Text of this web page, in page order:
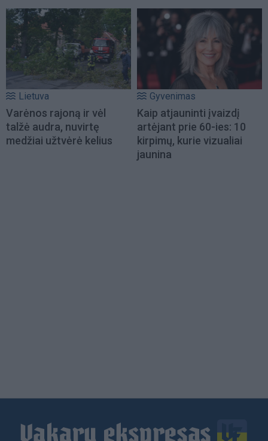
Lietuva
Varėnos rajoną ir vėl
talžė audra, nuvirtę
medžiai užtvėrė kelius
Gyvenimas
Kaip atjauninti įvaizdį
artėjant prie 60-ies: 10
kirpimų, kurie vizualiai
jaunina